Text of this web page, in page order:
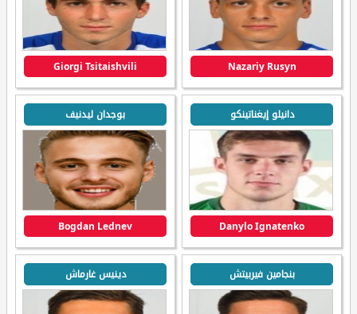
Nazariy Rusyn
Giorgi Tsitaishvili
دانيلو إيغناتينكو
Danylo Ignatenko
بوجدان ليدنيف
Bogdan Lednev
بنجامين فيربيتش دينيس غارماش